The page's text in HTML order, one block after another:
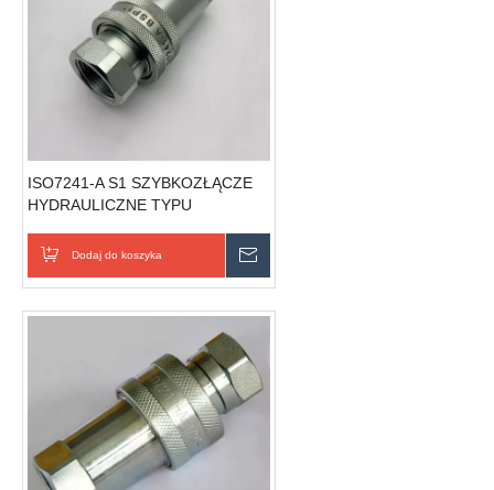
ISO7241-A S1 SZYBKOZŁĄCZE
HYDRAULICZNE TYPU
Dodaj do koszyka